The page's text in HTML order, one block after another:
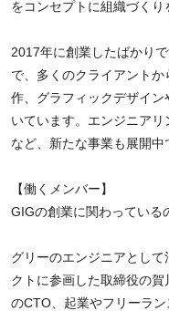
をコンセプトに組織づくり
2017年に創業したばかり
で、多くのクライアント
作、グラフィックデザイ
いています。エンジニア
など、新たな事業も展開中
【働くメンバー】
GIGの創業に関わっている
グリーのエンジニアとし
クトに参画した取締役の
のCTO、起業やフリーラ